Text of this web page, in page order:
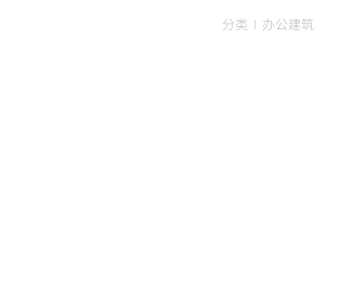
分类 I 办公建筑